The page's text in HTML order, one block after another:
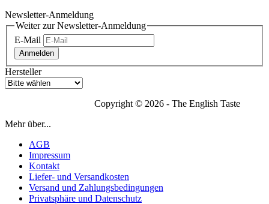
Newsletter-Anmeldung
Weiter zur Newsletter-Anmeldung
E-Mail
Anmelden
Hersteller
Copyright © 2026 - The English Taste
Mehr über...
AGB
Impressum
Kontakt
Liefer- und Versandkosten
Versand und Zahlungsbedingungen
Privatsphäre und Datenschutz